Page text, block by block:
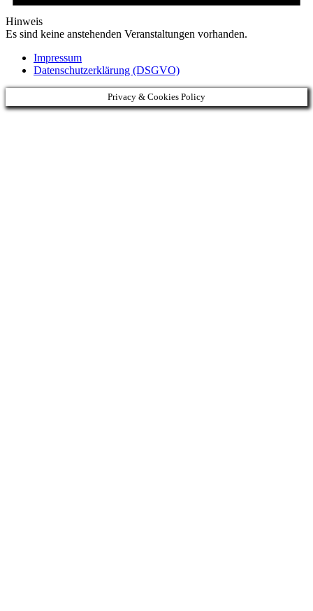
Hinweis
Es sind keine anstehenden Veranstaltungen vorhanden.
Impressum
Datenschutzerklärung (DSGVO)
Privacy & Cookies Policy